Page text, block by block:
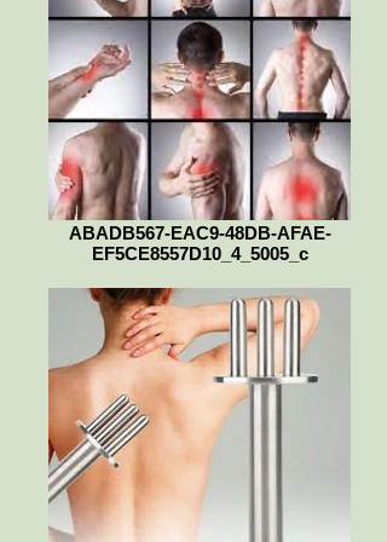
ABADB567-EAC9-48DB-AFAE-
EF5CE8557D10_4_5005_c